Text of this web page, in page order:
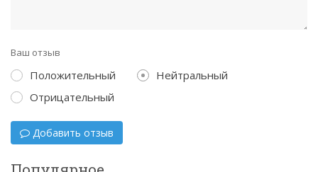
Ваш отзыв
Положительный
Нейтральный
Отрицательный
Добавить отзыв